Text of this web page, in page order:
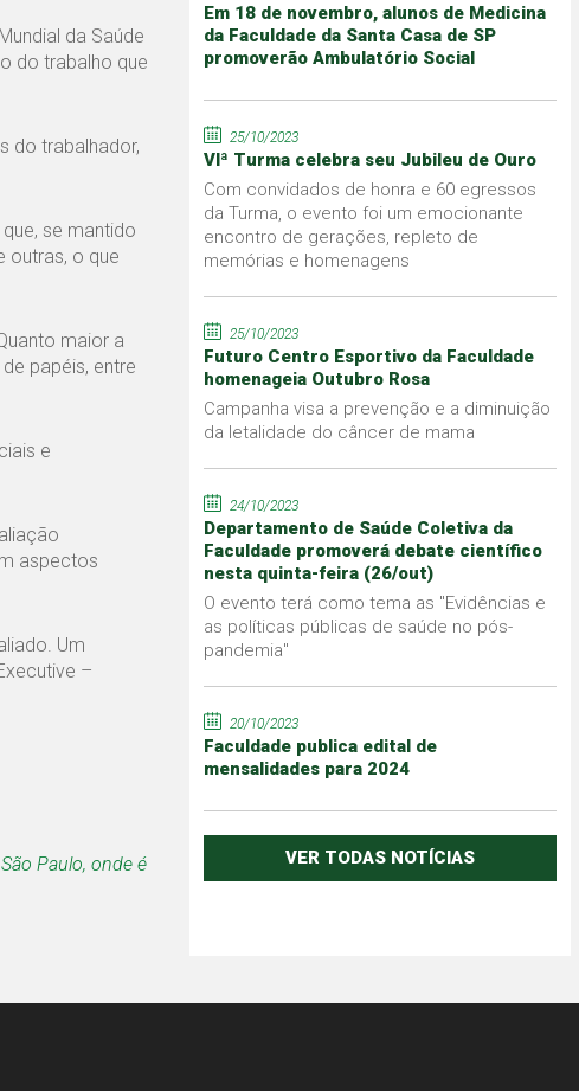
da Saúde
do trabalho que
do trabalhador,
se mantido
outras, o que
maior a
papéis, entre
e
aspectos
Um
–
Paulo, onde é
Em 18 de novembro, alunos de Medicina
da Faculdade da Santa Casa de SP
promoverão Ambulatório Social
25/10/2023
VIª Turma celebra seu Jubileu de Ouro
Com convidados de honra e 60 egressos
da Turma, o evento foi um emocionante
encontro de gerações, repleto de
memórias e homenagens
25/10/2023
Futuro Centro Esportivo da Faculdade
homenageia Outubro Rosa
Campanha visa a prevenção e a diminuição
da letalidade do câncer de mama
24/10/2023
Departamento de Saúde Coletiva da
Faculdade promoverá debate científico
nesta quinta-feira (26/out)
O evento terá como tema as "Evidências e
as políticas públicas de saúde no pós-
pandemia"
20/10/2023
Faculdade publica edital de
mensalidades para 2024
VER TODAS NOTÍCIAS